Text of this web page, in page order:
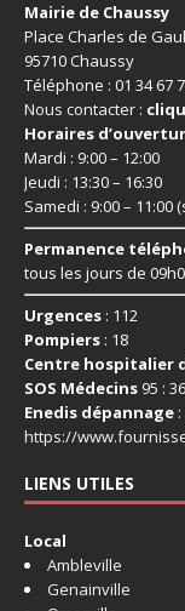
Mairie de Chaussy
Place Charles de
95710 Chaussy
Téléphone : 01 34 67
Nous contacter :
Horaires
Mardi : 9:00 – 12:00
Jeudi : 13:30 – 16:30
Samedi : 9:00 –
Permanence
tous les jours de
Urgences : 112
Pompiers : 18
Centre hospitalier
SOS Médecins 95 :
Enedis dépannage
https://
LIENS UTILES
Local
Ambleville
Genainville